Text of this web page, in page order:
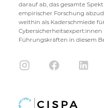
darauf ab, das gesamte
empirischer Forschung
weithin als Kaderschmiede
Führungskräften in diesem